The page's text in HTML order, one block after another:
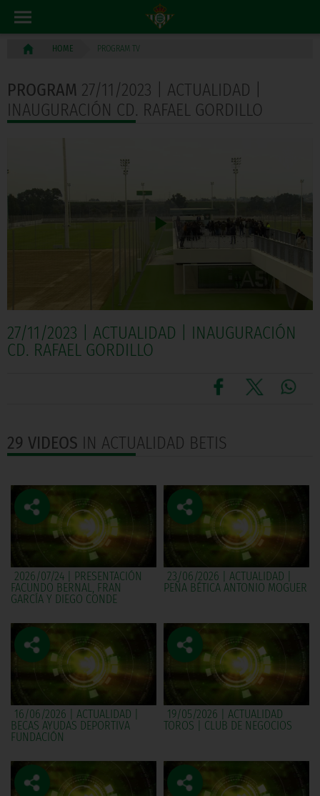
HOME PROGRAM TV
PROGRAM 27/11/2023 | ACTUALIDAD |
INAUGURACIÓN CD. RAFAEL GORDILLO
27/11/2023 | ACTUALIDAD | INAUGURACIÓN
CD. RAFAEL GORDILLO
29 VIDEOS IN ACTUALIDAD BETIS
2026/07/24 | PRESENTACIÓN
FACUNDO BERNAL, FRAN
GARCÍA Y DIEGO CONDE
23/06/2026 | ACTUALIDAD |
PEÑA BÉTICA ANTONIO MOGUER
16/06/2026 | ACTUALIDAD |
BECAS AYUDAS DEPORTIVA
FUNDACIÓN
19/05/2026 | ACTUALIDAD
TOROS | CLUB DE NEGOCIOS